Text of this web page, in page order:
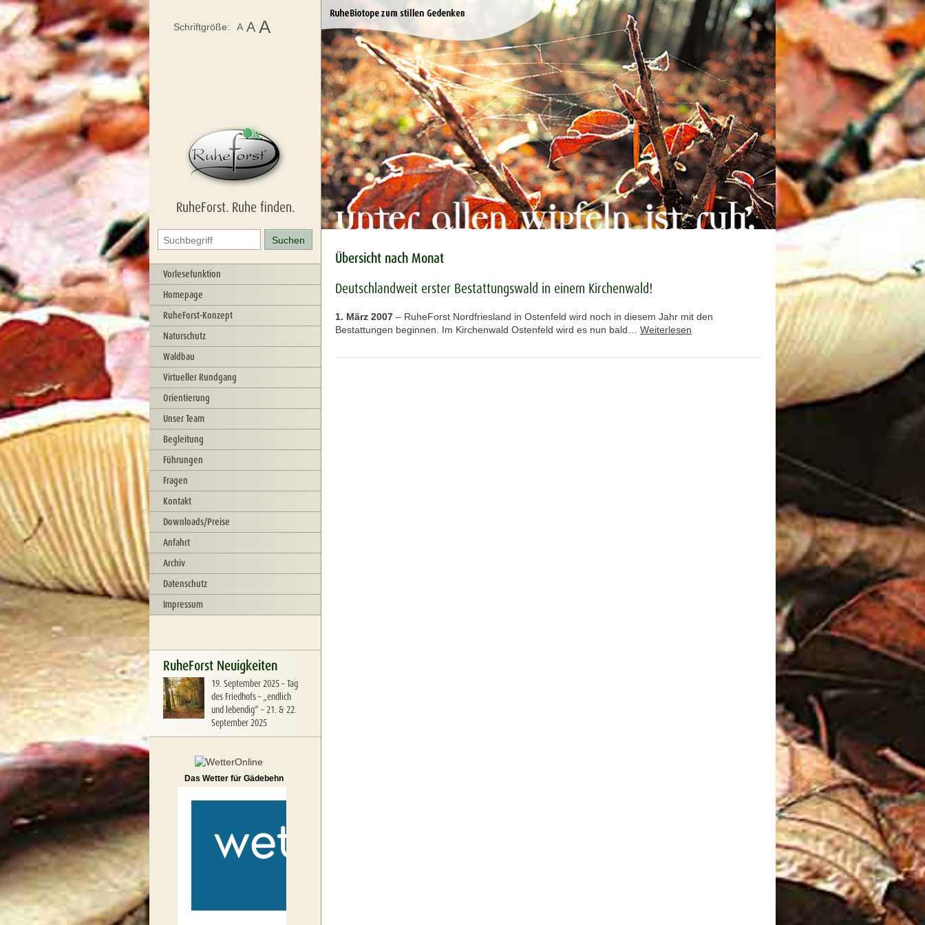
RuheForst. Ruhe finden.
Vorlesefunktion
Homepage
RuheForst-Konzept
Naturschutz
Waldbau
Virtueller Rundgang
Orientierung
Unser Team
Begleitung
Führungen
Fragen
Kontakt
Downloads/Preise
Anfahrt
Archiv
Datenschutz
Impressum
RuheForst Neuigkeiten
19. September 2025–Tag
des Friedhofs – „endlich
und lebendig“ – 21. & 22.
September 2025
Schriftgröße: A A A
Das Wetter für Gädebehn
Übersicht nach Monat
Deutschlandweit erster Bestattungswald in einem Kirchenwald!
1. März 2007 – RuheForst Nordfriesland in Ostenfeld wird noch in diesem Jahr mit den
Bestattungen beginnen. Im Kirchenwald Ostenfeld wird es nun bald… Weiterlesen